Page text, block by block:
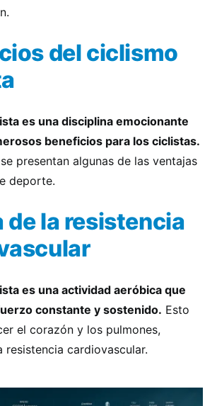
del ciclismo
es una disciplina emocionante
beneficios para los ciclistas.
presentan algunas de las ventajas
deporte.
de la resistencia
es una actividad aeróbica que
constante y sostenido. Esto
el corazón y los pulmones,
resistencia cardiovascular.